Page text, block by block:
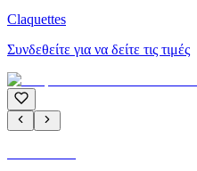
Claquettes
Συνδεθείτε για να δείτε τις τιμές